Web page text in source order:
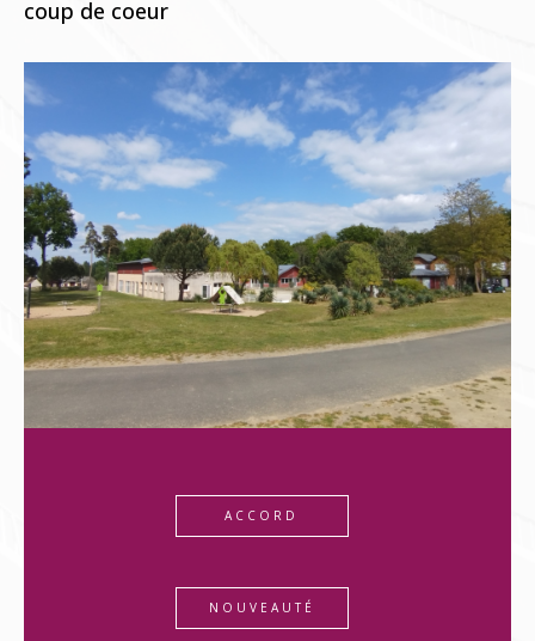
coup de coeur
Tours et de sa gare TGV,
Loches et 20mn du Zoo de
40 pièces - 2 000 m²